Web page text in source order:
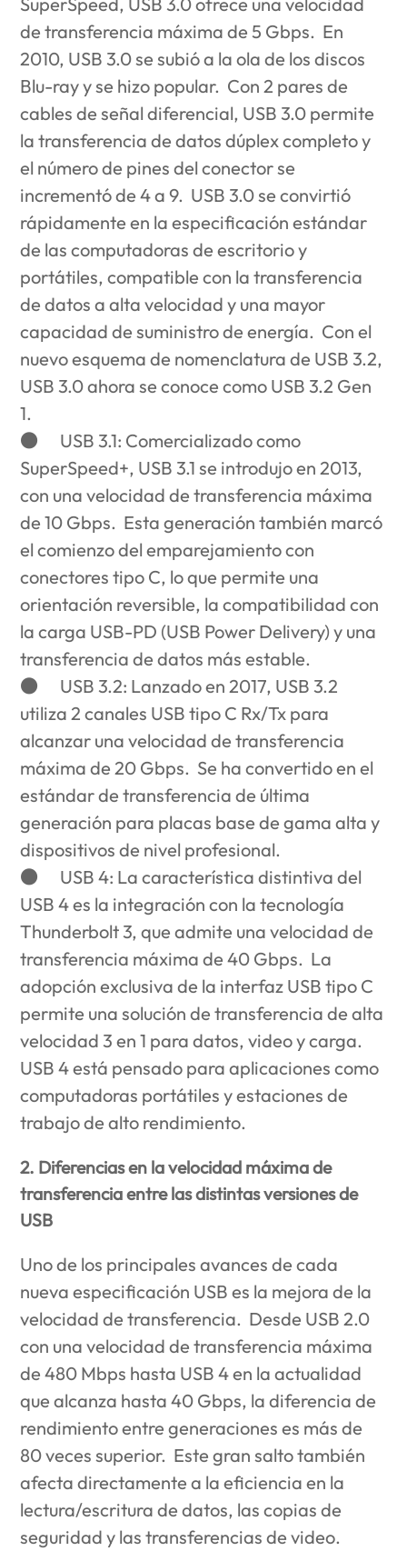
de transferencia máxima de 5 Gbps. En
2010, USB 3.0 se subió a la ola de los discos
Blu-ray y se hizo popular. Con 2 pares de
cables de señal diferencial, USB 3.0 permite
la transferencia de datos dúplex completo y
el número de pines del conector se
incrementó de 4 a 9. USB 3.0 se convirtió
rápidamente en la especificación estándar
de las computadoras de escritorio y
portátiles, compatible con la transferencia
de datos a alta velocidad y una mayor
capacidad de suministro de energía. Con el
nuevo esquema de nomenclatura de USB 3.2,
USB 3.0 ahora se conoce como USB 3.2 Gen
1.
● USB 3.1: Comercializado como
SuperSpeed+, USB 3.1 se introdujo en 2013,
con una velocidad de transferencia máxima
de 10 Gbps. Esta generación también marcó
el comienzo del emparejamiento con
conectores tipo C, lo que permite una
orientación reversible, la compatibilidad con
la carga USB-PD (USB Power Delivery) y una
transferencia de datos más estable.
● USB 3.2: Lanzado en 2017, USB 3.2
utiliza 2 canales USB tipo C Rx/Tx para
alcanzar una velocidad de transferencia
máxima de 20 Gbps. Se ha convertido en el
estándar de transferencia de última
generación para placas base de gama alta y
dispositivos de nivel profesional.
● USB 4: La característica distintiva del
USB 4 es la integración con la tecnología
Thunderbolt 3, que admite una velocidad de
transferencia máxima de 40 Gbps. La
adopción exclusiva de la interfaz USB tipo C
permite una solución de transferencia de alta
velocidad 3 en 1 para datos, video y carga.
USB 4 está pensado para aplicaciones como
computadoras portátiles y estaciones de
trabajo de alto rendimiento.
2. Diferencias en la velocidad máxima de
transferencia entre las distintas versiones de
USB
Uno de los principales avances de cada
nueva especificación USB es la mejora de la
velocidad de transferencia. Desde USB 2.0
con una velocidad de transferencia máxima
de 480 Mbps hasta USB 4 en la actualidad
que alcanza hasta 40 Gbps, la diferencia de
rendimiento entre generaciones es más de
80 veces superior. Este gran salto también
afecta directamente a la eficiencia en la
lectura/escritura de datos, las copias de
seguridad y las transferencias de video.